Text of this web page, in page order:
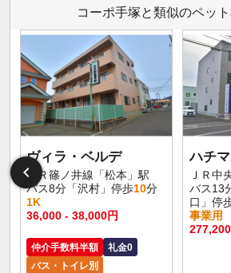
コーポ手塚と類似のペッ
ヴィラ・ベルデ
ＪＲ篠ノ井線「松本」駅
バス8分「沢村」停歩10分
1K
36,000 - 38,000円
仲介手数料半額
礼金0
バス・トイレ別
ハチ
ＪＲ中
バス13
口」停
事業用